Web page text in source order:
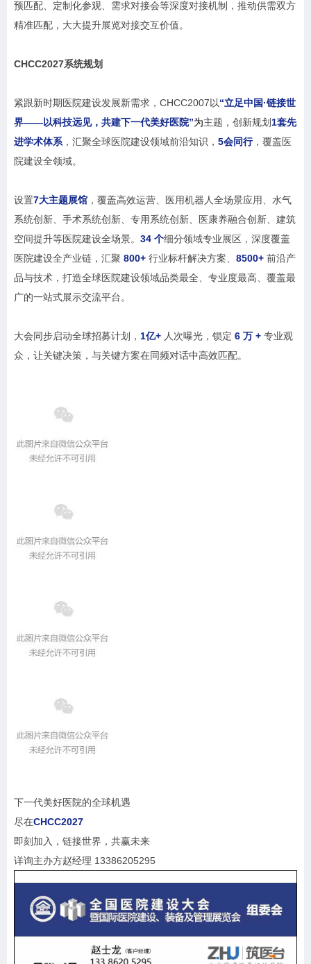
预匹配、定制化参观、需求对接会等深度对接机制，推动供需双方
精准匹配，大大提升展览对接交互价值。
CHCC2027系统规划
紧跟新时期医院建设发展新需求，CHCC2007以“立足中国·链接世
界——以科技远见，共建下一代美好医院”为主题，创新规划1套先
进学术体系 ，汇聚全球医院建设领域前沿知识， 5会同行，覆盖医
院建设全领域。
设置7大主题展馆 ，覆盖高效运营、医用机器人全场景应用、水气
系统创新、手术系统创新、专用系统创新、医康养融合创新、建筑
空间提升等医院建设全场景。 34 个细分领域专业展区，深度覆盖
医院建设全产业链，汇聚 800+ 行业标杆解决方案、 8500+ 前沿产
品与技术，打造全球医院建设领域品类最全、专业度最高、覆盖最
广的一站式展示交流平台。
大会同步启动全球招募计划， 1亿+ 人次曝光，锁定 6 万 + 专业观
众，让关键决策，与关键方案在同频对话中高效匹配。
下一代美好医院的全球机遇
尽在CHCC2027
即刻加入，链接世界，共赢未来
详询主办方赵经理 13386205295